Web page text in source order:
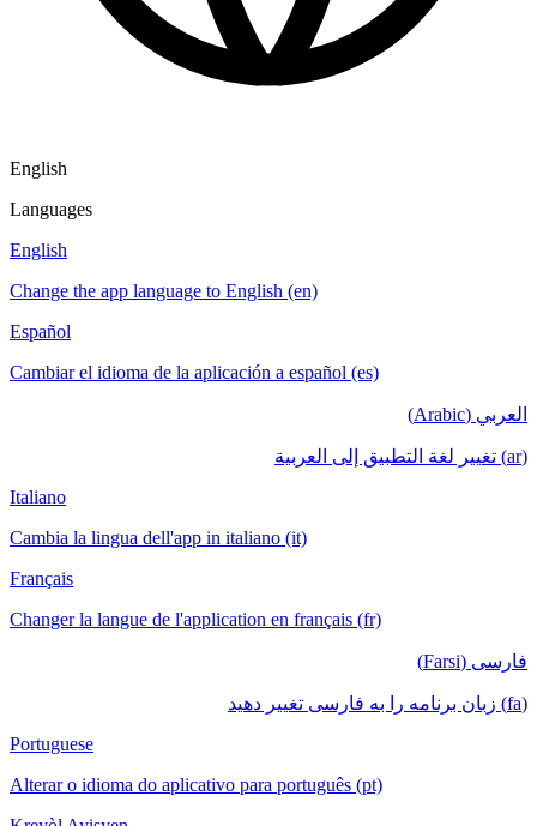
English
Languages
English
Change the app language to English (en)
Español
Cambiar el idioma de la aplicación a español (es)
العربي (Arabic)
(ar) تغيير لغة التطبيق إلى العربية
Italiano
Cambia la lingua dell'app in italiano (it)
Français
Changer la langue de l'application en français (fr)
فارسی (Farsi)
(fa) زبان برنامه را به فارسی تغییر دهید
Portuguese
Alterar o idioma do aplicativo para português (pt)